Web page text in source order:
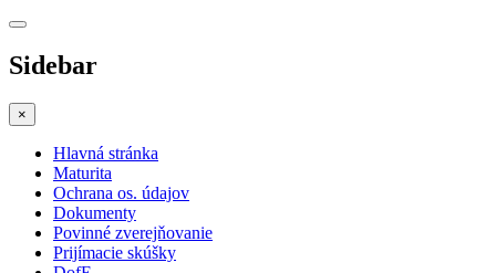
Sidebar
×
Hlavná stránka
Maturita
Ochrana os. údajov
Dokumenty
Povinné zverejňovanie
Prijímacie skúšky